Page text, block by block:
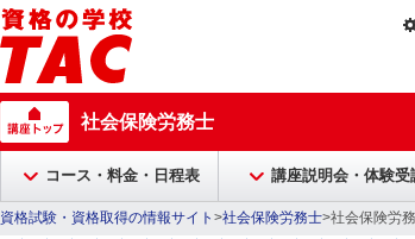
社会保険労務士
コース・料金・日程表 講座説明会・体験受
資格試験・資格取得の情報サイト >社会保険労務士>社会保険労